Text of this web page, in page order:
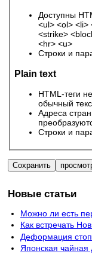
Доступны
<ul> <ol> <li>
<strike>
<hr> <u>
Строки и
Plain text
HTML-теги
обычный
Адреса
Строки и
Новые статьи
Можно ли есть
Как встречать
Деформация
Японская чайная